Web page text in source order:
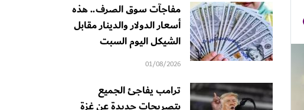
مفاجآت سوق الصرف.. هذه
أسعار الدولار والدينار مقابل
الشيكل اليوم السبت
01/08/2026
ترامب يفاجئ الجميع
بتصريحات جديدة عن غزة